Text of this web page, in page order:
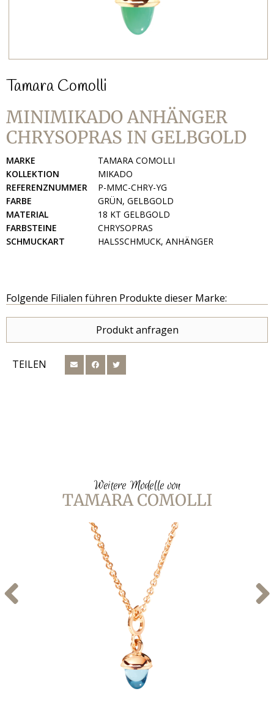
Tamara Comolli
MINIMIKADO ANHÄNGER
CHRYSOPRAS IN GELBGOLD
MARKE
TAMARA COMOLLI
KOLLEKTION
MIKADO
REFERENZNUMMER
P-MMC-CHRY-YG
FARBE
GRÜN, GELBGOLD
MATERIAL
18 KT GELBGOLD
FARBSTEINE
CHRYSOPRAS
SCHMUCKART
HALSSCHMUCK, ANHÄNGER
Folgende Filialen führen Produkte dieser Marke:
Produkt anfragen
TEILEN
Weitere Modelle von
TAMARA COMOLLI